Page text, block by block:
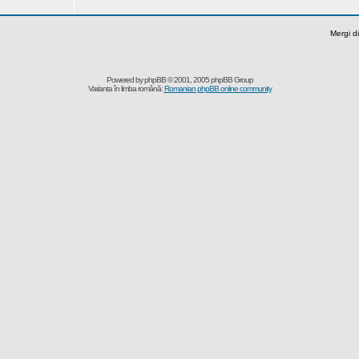
Mergi
Powered byphpBB© 2001, 2005 phpBB Group
Varianta în limba română:Romanian phpBB online community